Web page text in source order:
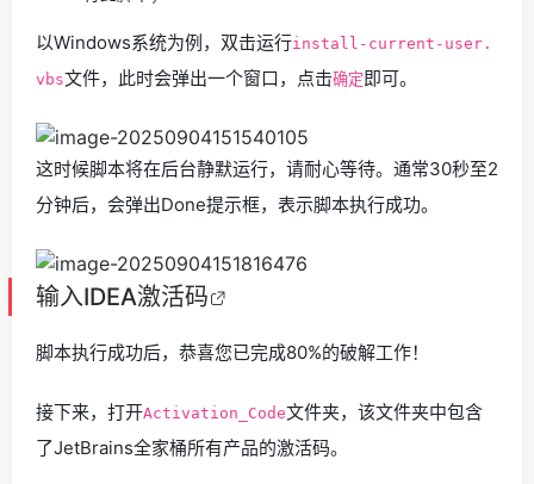
以Windows系统为例，双击运行install-current-user.
vbs文件，此时会弹出一个窗口，点击确定 即可。
这时候脚本将在后台静默运行，请耐心等待。通常30秒至2
分钟后，会弹出Done提示框，表示脚本执行成功。
输入IDEA激活码
脚本执行成功后，恭喜您已完成80%的破解工作！
接下来，打开Activation_Code文件夹，该文件夹中包含
了JetBrains全家桶所有产品的激活码。